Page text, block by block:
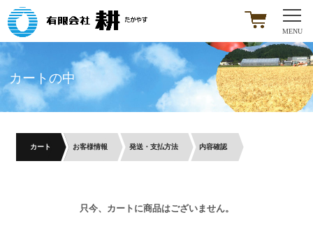
カートの中
カート お客様情報 発送・支払方法 内容確認
只今、カートに商品はございません。